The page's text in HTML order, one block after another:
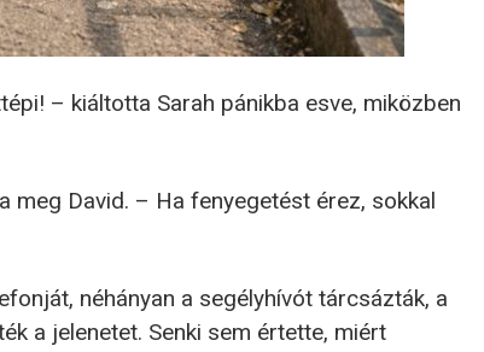
– kiáltotta Sarah pánikba esve, miközben
meg David. – Ha fenyegetést érez, sokkal
néhányan a segélyhívót tárcsázták, a
a jelenetet. Senki sem értette, miért